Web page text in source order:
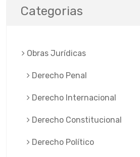
Categorias
Obras Jurí­dicas
Derecho Penal
Derecho Internacional
Derecho Constitucional
Derecho Político